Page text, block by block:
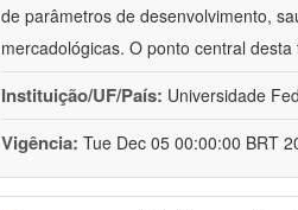
de parâmetros de desenvolvimento,
mercadológicas. O ponto central
Instituição/UF/País: Universidade
Vigência: Tue Dec 05 00:00:00 BRT